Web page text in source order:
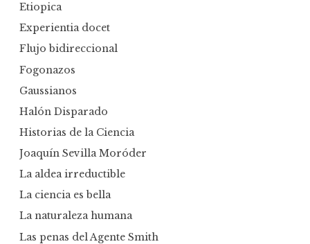
Etiopica
Experientia docet
Flujo bidireccional
Fogonazos
Gaussianos
Halón Disparado
Historias de la Ciencia
Joaquín Sevilla Moróder
La aldea irreductible
La ciencia es bella
La naturaleza humana
Las penas del Agente Smith